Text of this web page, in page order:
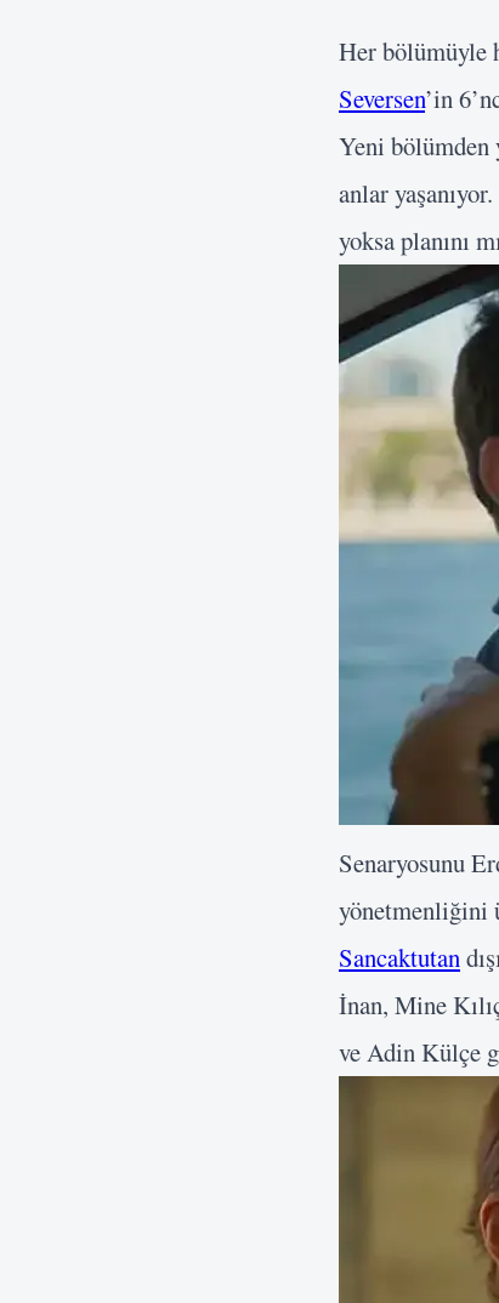
Her bölümüyle
Seversen’in
Yeni bölümden
anlar
yoksa planını
Senaryosunu
yönetmenliğini
Sancaktutan
İnan, Mine
ve Adin Külçe